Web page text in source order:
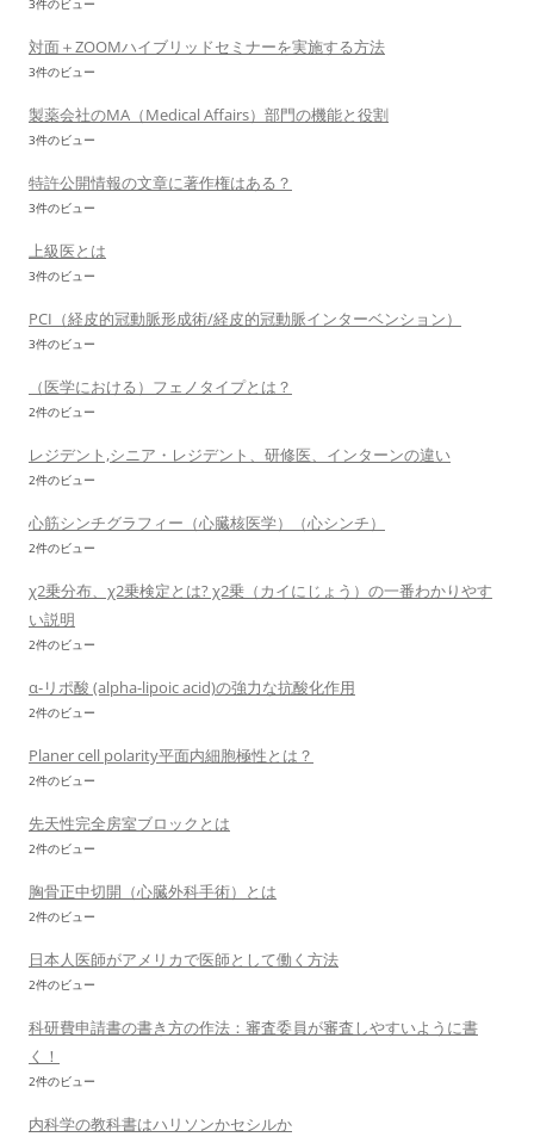
3件のビュー
対面＋ZOOMハイブリッドセミナーを実施する方法
3件のビュー
製薬会社のMA（Medical Affairs）部門の機能と役割
3件のビュー
特許公開情報の文章に著作権はある？
3件のビュー
上級医とは
3件のビュー
PCI（経皮的冠動脈形成術/経皮的冠動脈インターベンション）
3件のビュー
（医学における）フェノタイプとは？
2件のビュー
レジデント,シニア・レジデント、研修医、インターンの違い
2件のビュー
心筋シンチグラフィー（心臓核医学）（心シンチ）
2件のビュー
χ2乗分布、χ2乗検定とは? χ2乗（カイにじょう）の一番わかりやす
い説明
2件のビュー
α-リポ酸 (alpha-lipoic acid)の強力な抗酸化作用
2件のビュー
Planer cell polarity平面内細胞極性とは？
2件のビュー
先天性完全房室ブロックとは
2件のビュー
胸骨正中切開（心臓外科手術）とは
2件のビュー
日本人医師がアメリカで医師として働く方法
2件のビュー
科研費申請書の書き方の作法：審査委員が審査しやすいように書
く！
2件のビュー
内科学の教科書はハリソンかセシルか